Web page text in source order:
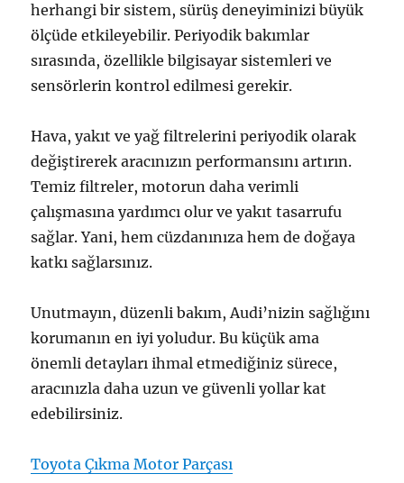
herhangi bir sistem, sürüş deneyiminizi büyük
ölçüde etkileyebilir. Periyodik bakımlar
sırasında, özellikle bilgisayar sistemleri ve
sensörlerin kontrol edilmesi gerekir.
Hava, yakıt ve yağ filtrelerini periyodik olarak
değiştirerek aracınızın performansını artırın.
Temiz filtreler, motorun daha verimli
çalışmasına yardımcı olur ve yakıt tasarrufu
sağlar. Yani, hem cüzdanınıza hem de doğaya
katkı sağlarsınız.
Unutmayın, düzenli bakım, Audi’nizin sağlığını
korumanın en iyi yoludur. Bu küçük ama
önemli detayları ihmal etmediğiniz sürece,
aracınızla daha uzun ve güvenli yollar kat
edebilirsiniz.
Toyota Çıkma Motor Parçası